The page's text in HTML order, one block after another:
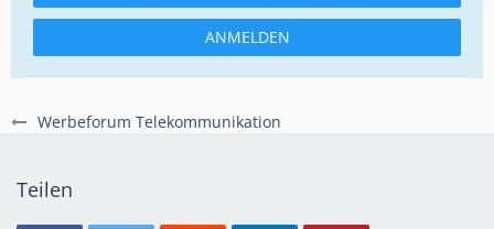
Werbeforum Telekommunikation
ANMELDEN
Teilen